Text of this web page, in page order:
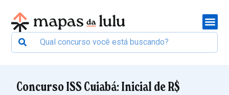
Concurso ISS Cuiabá: Inicial de R$